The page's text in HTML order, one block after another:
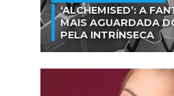
‘ALCHEMISED’: A
MAIS AGUARDADA
PELA INTRÍNSECA